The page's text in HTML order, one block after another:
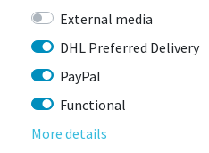
BIKEBOX GmbH
Stuttgarter Str. 72 78628 Rottweil-
info@bikebox-shop.de
External media
DHL Preferred Delivery
PayPal
Functional
More details